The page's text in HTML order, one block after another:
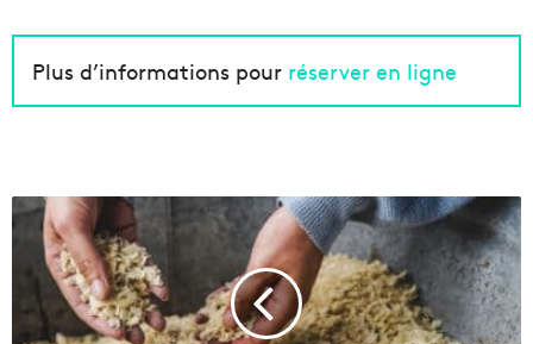
Plus d’informations pour réserver en ligne
C
o